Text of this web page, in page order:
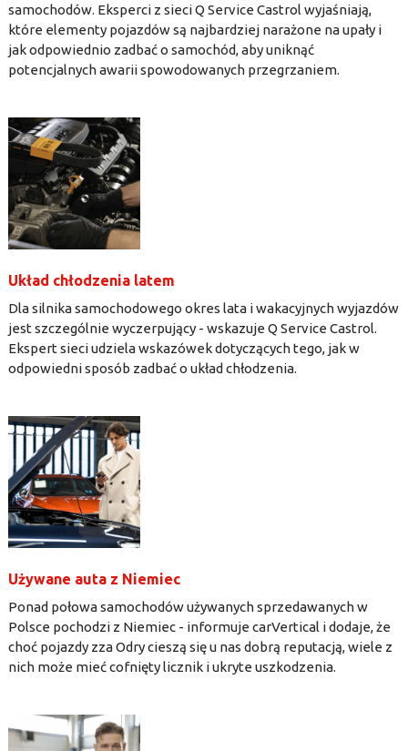
samochodów. Eksperci z sieci Q Service Castrol wyjaśniają,
które elementy pojazdów są najbardziej narażone na upały i
jak odpowiednio zadbać o samochód, aby uniknąć
potencjalnych awarii spowodowanych przegrzaniem.
Układ chłodzenia latem
Dla silnika samochodowego okres lata i wakacyjnych wyjazdów
jest szczególnie wyczerpujący - wskazuje Q Service Castrol.
Ekspert sieci udziela wskazówek dotyczących tego, jak w
odpowiedni sposób zadbać o układ chłodzenia.
Używane auta z Niemiec
Ponad połowa samochodów używanych sprzedawanych w
Polsce pochodzi z Niemiec - informuje carVertical i dodaje, że
choć pojazdy zza Odry cieszą się u nas dobrą reputacją, wiele z
nich może mieć cofnięty licznik i ukryte uszkodzenia.